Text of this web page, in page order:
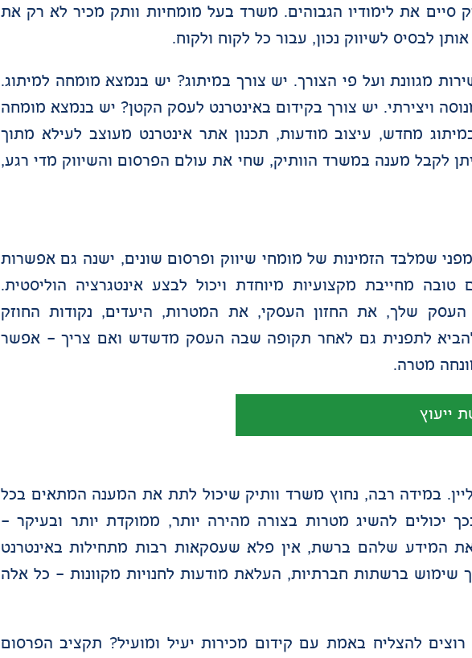
סיים את לימודיו הגבוהים. משרד בעל מומחיות וותק מכיר לא רק את
לבסיס לשיווק נכון, עבור כל לקוח ולקוח.
מגוונת ועל פי הצורך. יש צורך במיתוג? יש בנמצא מומחה למיתוג.
ויצירתי. יש צורך בקידום באינטרנט לעסק הקטן? יש בנמצא מומחה
מחדש, עיצוב מודעות, תכנון אתר אינטרנט מעוצב לעילא מתוך
לקבל מענה במשרד הוותיק, שחי את עולם הפרסום והשיווק מדי רגע,
שמלבד הזמינות של מומחי שיווק ופרסום שונים, ישנה גם אפשרות
מחייבת מקצועיות מיוחדת ויכול לבצע אינטגרציה הוליסטית.
שלך, את החזון העסקי, את המטרות, היעדים, נקודות החוזק
להביא לתפנית גם לאחר תקופה שבה העסק מדשדש ואם צריך – אפשר
מטרה.
ייעוץ
במידה רבה, נחוץ משרד וותיק שיכול לתת את המענה המתאים בכל
יכולים להשיג מטרות בצורה מהירה יותר, ממוקדת יותר ובעיקר –
המידע שלהם ברשת, אין פלא שעסקאות רבות מתחילות באינטרנט
שימוש ברשתות חברתיות, העלאת מודעות לחנויות מקוונות – כל אלה
רוצים להצליח באמת עם קידום מכירות יעיל ומועיל? תקציב הפרסום